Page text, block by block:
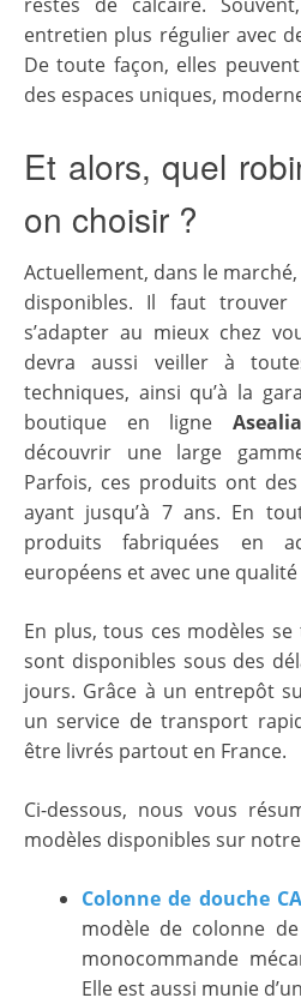
entretien plus régulier avec
De toute façon, elles
des espaces uniques,
Et alors, quel
on choisir ?
Actuellement, dans le
disponibles. Il faut
s’adapter au mieux chez
devra aussi veiller à
techniques, ainsi qu’à la
boutique en ligne
découvrir une large
Parfois, ces produits ont
ayant jusqu’à 7 ans. En
produits fabriquées en
européens et avec une
En plus, tous ces modèles
sont disponibles sous des
jours. Grâce à un entrepôt
un service de transport
être livrés partout en France.
Ci-dessous, nous vous
modèles disponibles sur
Colonne de douche
modèle de colonne
monocommande
Elle est aussi munie